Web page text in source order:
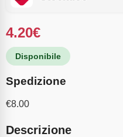
4.20€
Disponibile
Spedizione
€8.00
Descrizione